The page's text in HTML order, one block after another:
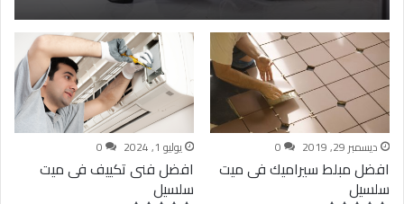
ديسمبر 29, 2019 0
افضل مبلط سيراميك فى ميت
سلسيل
يوليو 1, 2024 0
افضل فنى تكييف فى ميت
سلسيل